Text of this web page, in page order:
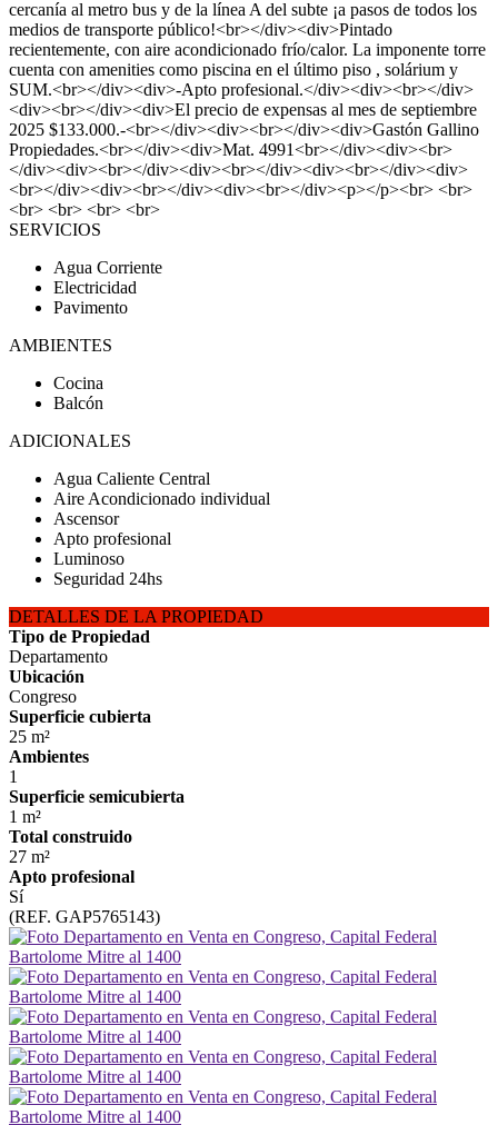
cercanía al metro bus y de la línea A del subte ¡a pasos de todos los
medios de transporte público!<br></div><div>Pintado
recientemente, con aire acondicionado frío/calor. La imponente torre
cuenta con amenities como piscina en el último piso , solárium y
SUM.<br></div><div>-Apto profesional.</div><div><br></div>
<div><br></div><div>El precio de expensas al mes de septiembre
2025 $133.000.-<br></div><div><br></div><div>Gastón Gallino
Propiedades.<br></div><div>Mat. 4991<br></div><div><br>
</div><div><br></div><div><br></div><div><br></div><div>
<br></div><div><br></div><div><br></div><p></p><br> <br>
<br> <br> <br> <br>
SERVICIOS
Agua Corriente
Electricidad
Pavimento
AMBIENTES
Cocina
Balcón
ADICIONALES
Agua Caliente Central
Aire Acondicionado individual
Ascensor
Apto profesional
Luminoso
Seguridad 24hs
DETALLES DE LA PROPIEDAD
Tipo de Propiedad
Departamento
Ubicación
Congreso
Superficie cubierta
25 m²
Ambientes
1
Superficie semicubierta
1 m²
Total construido
27 m²
Apto profesional
Sí
(REF. GAP5765143)